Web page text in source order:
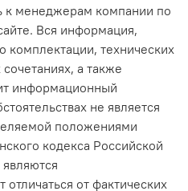
к менеджерам компании по
Вся информация,
комплектации, технических
а также
информационный
не является
положениями
кодекса Российской
от фактических